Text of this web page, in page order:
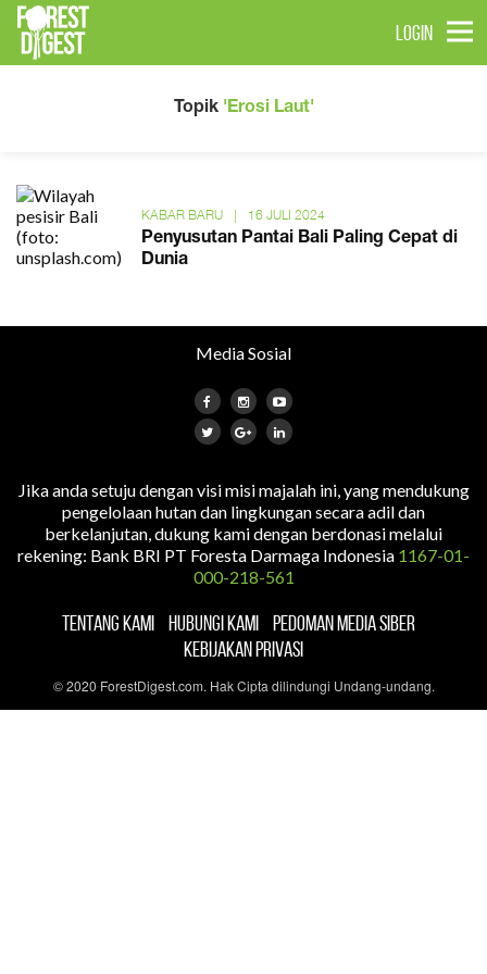
LOGIN
Topik 'Erosi Laut'
KABAR BARU | 16 JULI 2024
Penyusutan Pantai Bali Paling Cepat di
Dunia
Media Sosial
Jika anda setuju dengan visi misi majalah ini, yang mendukung
pengelolaan hutan dan lingkungan secara adil dan
berkelanjutan, dukung kami dengan berdonasi melalui
rekening: Bank BRI PT Foresta Darmaga Indonesia 1167-01-
000-218-561
TENTANG KAMI HUBUNGI KAMI
PEDOMAN MEDIA SIBER
KEBIJAKAN PRIVASI
© 2020 ForestDigest.com. Hak Cipta dilindungi Undang-undang.